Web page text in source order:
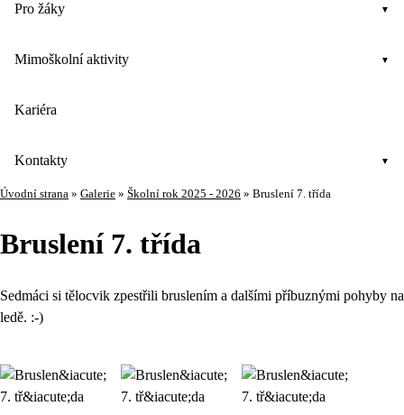
Pro žáky
Mimoškolní aktivity
Kariéra
Kontakty
Úvodní strana » Galerie » Školní rok 2025 - 2026 » Bruslení 7. třída
Bruslení 7. třída
Sedmáci si tělocvik zpestřili bruslením a dalšími příbuznými pohyby na
ledě. :-)